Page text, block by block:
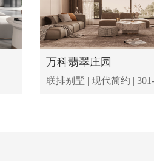
万科翡翠庄园
联排别墅 | 现代简约 |